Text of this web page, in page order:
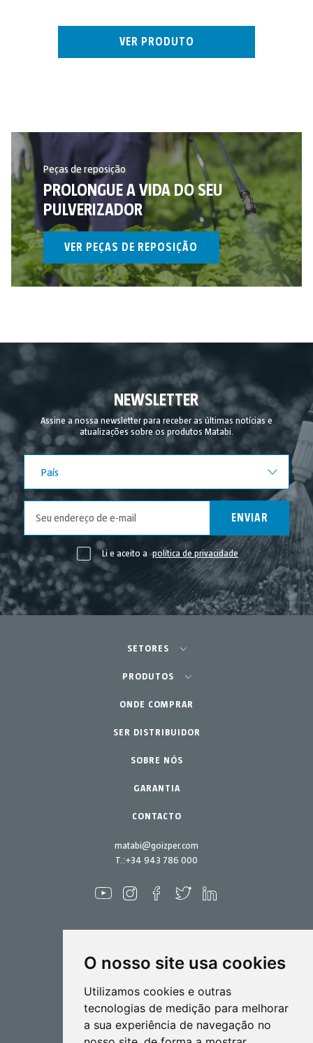
O nosso site usa cookies
Utilizamos cookies e outras
tecnologias de medição para melhorar
a sua experiência de navegação no
VER PRODUTO
Peças de reposição
PROLONGUE A VIDA DO SEU
PULVERIZADOR
VER PEÇAS DE REPOSIÇÃO
NEWSLETTER
Assine a nossa newsletter para receber as últimas notícias e
atualizações sobre os produtos Matabi.
País
ENVIAR
Li e aceito a política de privacidade
matabi@goizper.com
T.:+34 943 786 000
Pulverização
Biotecnlogia
Industrial
SETORES
Agricultura - Horta
Horta Urbana
Jardinagem Profissional
Lar - Jardim
PRODUTOS
Equipamentos
Acessórios
Peças de reposição
Kits de manutenção
ONDE COMPRAR
SER DISTRIBUIDOR
SOBRE NÓS
GARANTIA
CONTACTO